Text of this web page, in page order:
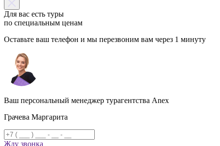
Для вас есть туры
по специальным ценам
Оставьте ваш телефон и мы перезвоним вам через 1 минуту
Ваш персональный менеджер турагентства Anex
Грачева Маргарита
Жду звонка